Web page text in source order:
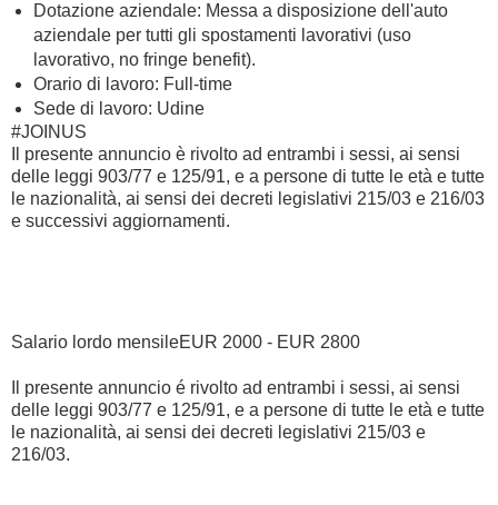
Dotazione aziendale: Messa a disposizione dell'auto
aziendale per tutti gli spostamenti lavorativi (uso
lavorativo, no fringe benefit).
Orario di lavoro: Full-time
Sede di lavoro: Udine
#JOINUS
Il presente annuncio è rivolto ad entrambi i sessi, ai sensi
delle leggi 903/77 e 125/91, e a persone di tutte le età e tutte
le nazionalità, ai sensi dei decreti legislativi 215/03 e 216/03
e successivi aggiornamenti.
Salario lordo mensileEUR 2000 - EUR 2800
Il presente annuncio é rivolto ad entrambi i sessi, ai sensi
delle leggi 903/77 e 125/91, e a persone di tutte le età e tutte
le nazionalità, ai sensi dei decreti legislativi 215/03 e
216/03.